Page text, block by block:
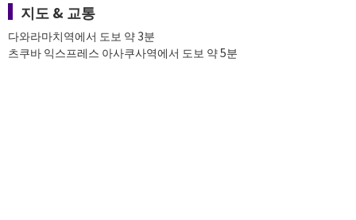
지도 & 교통
다와라마치역에서 도보 약 3분
츠쿠바 익스프레스 아사쿠사역에서 도보 약 5분